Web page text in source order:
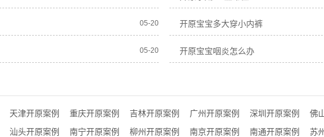
05-20 开原宝宝多大穿小内裤
05-20 开原宝宝咽炎怎么办
天津开原案例 重庆开原案例 吉林开原案例 广州开原案例 深圳开原案例 佛
汕头开原案例 南宁开原案例 柳州开原案例 南京开原案例 南通开原案例 苏